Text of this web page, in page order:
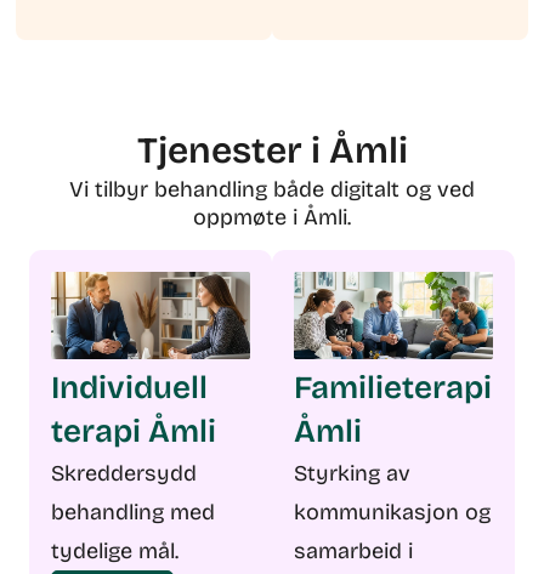
Tjenester i Åmli
Vi tilbyr behandling både digitalt og ved
oppmøte i Åmli.
Individuell
terapi Åmli
Skreddersydd
behandling med
tydelige mål.
Familieterapi
Åmli
Styrking av
kommunikasjon og
samarbeid i